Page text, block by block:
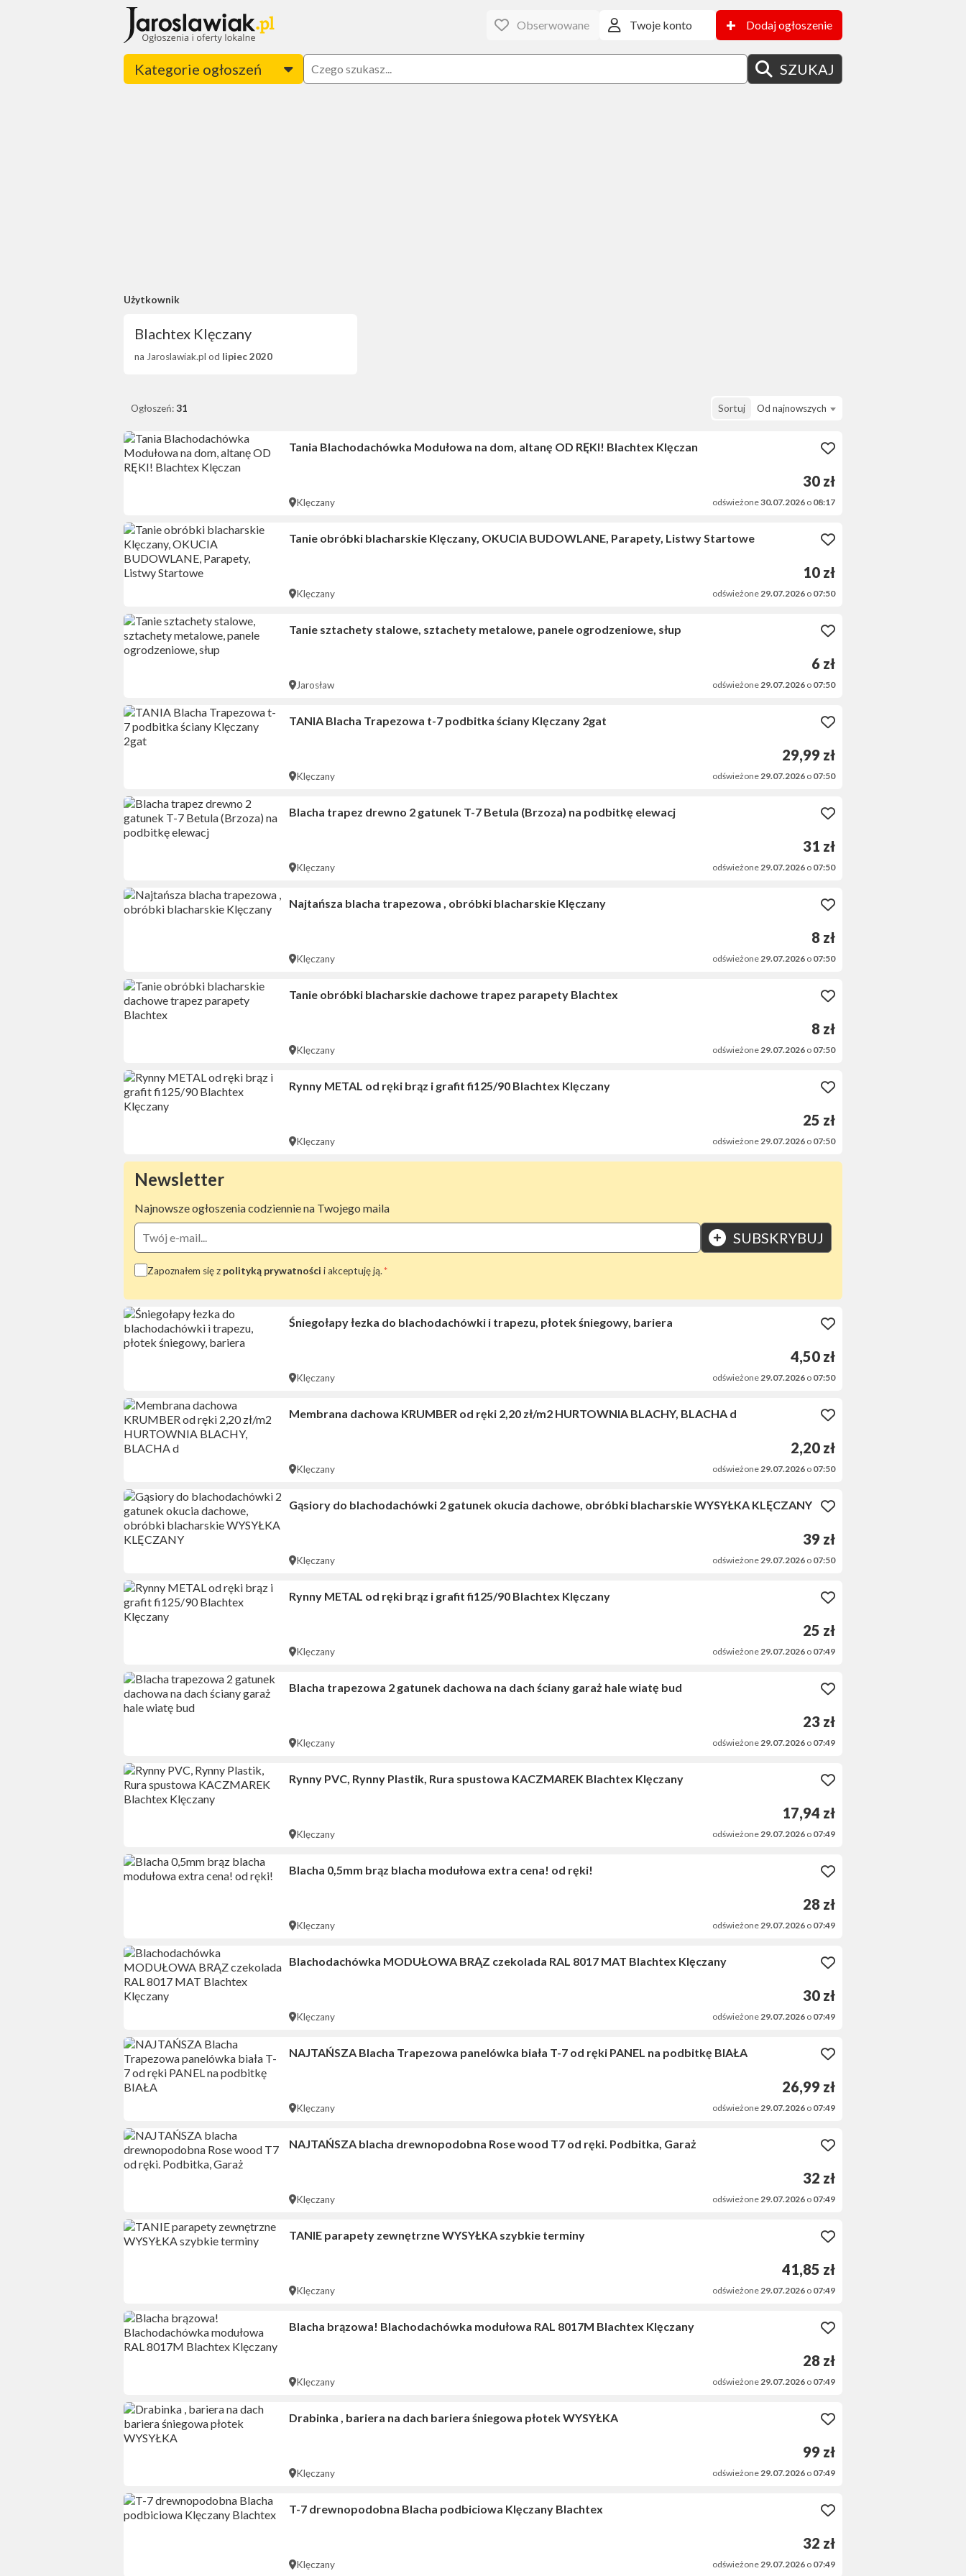
Obserwowane Twoje konto + Dodaj ogłoszenie
Kategorie ogłoszeń SZUKAJ
Użytkownik
Blachtex Klęczany
na Jaroslawiak.pl od lipiec 2020
Sortuj Od najnowszych
Ogłoszeń:31
Tania Blachodachówka Modułowa na dom, altanę OD RĘKI! Blachtex Klęczan
30 zł
Klęczany odświeżone30.07.2026 o 08:17
Tanie obróbki blacharskie Klęczany, OKUCIA BUDOWLANE, Parapety, Listwy Startowe
10 zł
Klęczany odświeżone29.07.2026 o 07:50
Tanie sztachety stalowe, sztachety metalowe, panele ogrodzeniowe, słup
6 zł
Jarosław odświeżone29.07.2026 o 07:50
TANIA Blacha Trapezowa t-7 podbitka ściany Klęczany 2gat
29,99 zł
Klęczany odświeżone29.07.2026 o 07:50
Blacha trapez drewno 2 gatunek T-7 Betula (Brzoza) na podbitkę elewacj
31 zł
Klęczany odświeżone29.07.2026 o 07:50
Najtańsza blacha trapezowa , obróbki blacharskie Klęczany
8 zł
Klęczany odświeżone29.07.2026 o 07:50
Tanie obróbki blacharskie dachowe trapez parapety Blachtex
8 zł
Klęczany odświeżone29.07.2026 o 07:50
Rynny METAL od ręki brąz i grafit fi125/90 Blachtex Klęczany
25 zł
Klęczany odświeżone29.07.2026 o 07:50
Newsletter
Najnowsze ogłoszenia codziennie na Twojego maila
SUBSKRYBUJ
Zapoznałem się z polityką prywatności i akceptuję ją.
Śniegołapy łezka do blachodachówki i trapezu, płotek śniegowy, bariera
4,50 zł
Klęczany odświeżone29.07.2026 o 07:50
Membrana dachowa KRUMBER od ręki 2,20 zł/m2 HURTOWNIA BLACHY, BLACHA d
2,20 zł
Klęczany odświeżone29.07.2026 o 07:50
Gąsiory do blachodachówki 2 gatunek okucia dachowe, obróbki blacharskie WYSYŁKA KLĘCZANY
39 zł
Klęczany odświeżone29.07.2026 o 07:50
Rynny METAL od ręki brąz i grafit fi125/90 Blachtex Klęczany
25 zł
Klęczany odświeżone29.07.2026 o 07:49
Blacha trapezowa 2 gatunek dachowa na dach ściany garaż hale wiatę bud
23 zł
Klęczany odświeżone29.07.2026 o 07:49
Rynny PVC, Rynny Plastik, Rura spustowa KACZMAREK Blachtex Klęczany
17,94 zł
Klęczany odświeżone29.07.2026 o 07:49
Blacha 0,5mm brąz blacha modułowa extra cena! od ręki!
28 zł
Klęczany odświeżone29.07.2026 o 07:49
Blachodachówka MODUŁOWA BRĄZ czekolada RAL 8017 MAT Blachtex Klęczany
30 zł
Klęczany odświeżone29.07.2026 o 07:49
NAJTAŃSZA Blacha Trapezowa panelówka biała T-7 od ręki PANEL na podbitkę BIAŁA
26,99 zł
Klęczany odświeżone29.07.2026 o 07:49
NAJTAŃSZA blacha drewnopodobna Rose wood T7 od ręki. Podbitka, Garaż
32 zł
Klęczany odświeżone29.07.2026 o 07:49
TANIE parapety zewnętrzne WYSYŁKA szybkie terminy
41,85 zł
Klęczany odświeżone29.07.2026 o 07:49
Blacha brązowa! Blachodachówka modułowa RAL 8017M Blachtex Klęczany
28 zł
Klęczany odświeżone29.07.2026 o 07:49
Drabinka , bariera na dach bariera śniegowa płotek WYSYŁKA
99 zł
Klęczany odświeżone29.07.2026 o 07:49
T-7 drewnopodobna Blacha podbiciowa Klęczany Blachtex
32 zł
Klęczany odświeżone29.07.2026 o 07:49